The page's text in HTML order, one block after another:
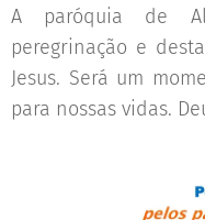
A paróquia de
peregrinação e
Jesus. Será um
para nossas vidas.